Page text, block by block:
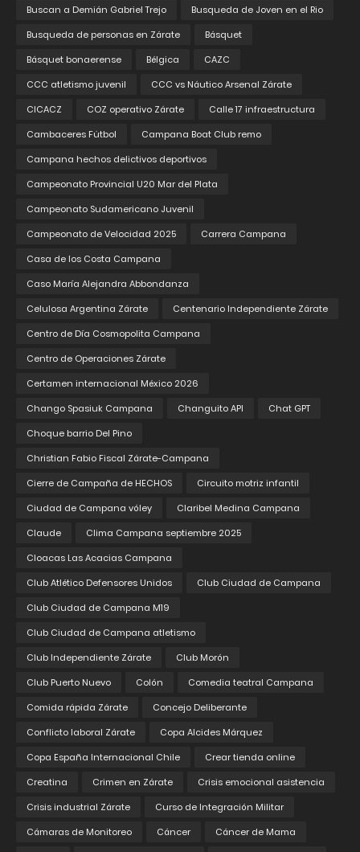
Buscan a Demián Gabriel Trejo
Busqueda de Joven en el Rio
Busqueda de personas en Zárate
Básquet
Básquet bonaerense
Bélgica
CAZC
CCC atletismo juvenil
CCC vs Náutico Arsenal Zárate
CICACZ
COZ operativo Zárate
Calle 17 infraestructura
Cambaceres Fútbol
Campana Boat Club remo
Campana hechos delictivos deportivos
Campeonato Provincial U20 Mar del Plata
Campeonato Sudamericano Juvenil
Campeonato de Velocidad 2025
Carrera Campana
Casa de los Costa Campana
Caso María Alejandra Abbondanza
Celulosa Argentina Zárate
Centenario Independiente Zárate
Centro de Día Cosmopolita Campana
Centro de Operaciones Zárate
Certamen internacional México 2026
Chango Spasiuk Campana
Changuito API
Chat GPT
Choque barrio Del Pino
Christian Fabio Fiscal Zárate-Campana
Cierre de Campaña de HECHOS
Circuito motriz infantil
Ciudad de Campana vóley
Claribel Medina Campana
Claude
Clima Campana septiembre 2025
Cloacas Las Acacias Campana
Club Atlético Defensores Unidos
Club Ciudad de Campana
Club Ciudad de Campana M19
Club Ciudad de Campana atletismo
Club Independiente Zárate
Club Morón
Club Puerto Nuevo
Colón
Comedia teatral Campana
Comida rápida Zárate
Concejo Deliberante
Conflicto laboral Zárate
Copa Alcides Márquez
Copa España Internacional Chile
Crear tienda online
Creatina
Crimen en Zárate
Crisis emocional asistencia
Crisis industrial Zárate
Curso de Integración Militar
Cámaras de Monitoreo
Cáncer
Cáncer de Mama